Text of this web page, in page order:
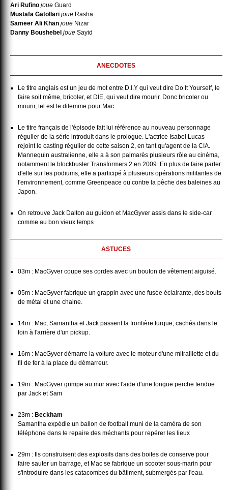
Ari Rufino joue Guard
Mustafa Gatollari joue Rasha
Sameer Ali Khan joue Nizar
Danny Boushebel joue Sayid
ANECDOTES
Le titre anglais est un jeu de mot entre D.I.Y qui veut dire Do It Yourself, le
faire soit même, bricoler, et DIE, qui veut dire mourir. Donc bricoler ou
mourir, tel est le dilemme pour Mac.
Le titre français de l'épisode fait lui référence au nouveau personnage
régulier de la série introduit dans le prologue. L'actrice Isabel Lucas
rejoint le casting régulier de cette saison 2, en tant qu'agent de la CIA.
Mannequin australienne, elle a à son palmarès plusieurs rôle au cinéma,
notamment le blockbuster Transformers 2 en 2009. En plus de faire parler
d'elle sur les podiums, elle a participé à plusieurs opérations militantes de
l'environnement, comme Greenpeace ou contre la pêche des baleines au
Japon.
On retrouve Jack Dalton au guidon et MacGyver assis dans le side-car
comme au bon vieux temps
ASTUCES
03m : MacGyver coupe ses cordes avec un bouton de vêtement aiguisé.
05m : MacGyver fabrique un grappin avec une fusée éclairante, des bouts
de métal et une chaine.
14m : Mac, Samantha et Jack passent la frontière turque, cachés dans le
foin à l'arrière d'un pickup.
16m : MacGyver démarre la voiture avec le moteur d'une mitraillette et du
fil de fer à la place du démarreur.
19m : MacGyver grimpe au mur avec l'aide d'une longue perche tendue
par Jack et Sam
23m : Beckham
Samantha expédie un ballon de football muni de la caméra de son
téléphone dans le repaire des méchants pour repérer les lieux
29m : Ils construisent des explosifs dans des boites de conserve pour
faire sauter un barrage, et Mac se fabrique un scooter sous-marin pour
s'introduire dans les catacombes du bâtiment, submergés par l'eau.